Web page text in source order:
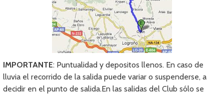
IMPORTANTE: Puntualidad y depositos llenos. En caso de
lluvia el recorrido de la salida puede variar o suspenderse, a
decidir en el punto de salida.En las salidas del Club sólo se